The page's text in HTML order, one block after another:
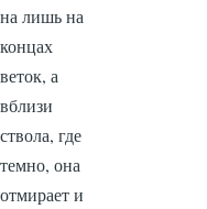
на лишь на
концах
веток, а
вблизи
ствола, где
темно, она
отмирает и